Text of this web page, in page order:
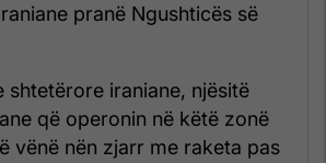
pranë Ngushticës së
shtetërore iraniane, njësitë
që operonin në këtë zonë
vënë nën zjarr me raketa pas